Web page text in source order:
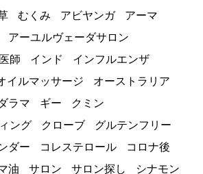
むくみ アビヤンガ
アーマ
アーユルヴェーダサロン
師
インド
インフルエンザ
イルマッサージ
オーストラリア
ラマ ギー
クミン
ング
クローブ
グルテンフリー
ダー コレステロール
コロナ後
油 サロン サロン探し
シナモン